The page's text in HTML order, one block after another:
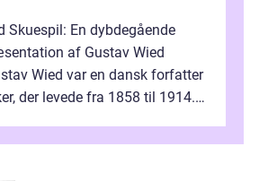
Skuespil: En dybdegående
af Gustav Wied
Wied var en dansk forfatter
der levede fra 1858 til 1914.